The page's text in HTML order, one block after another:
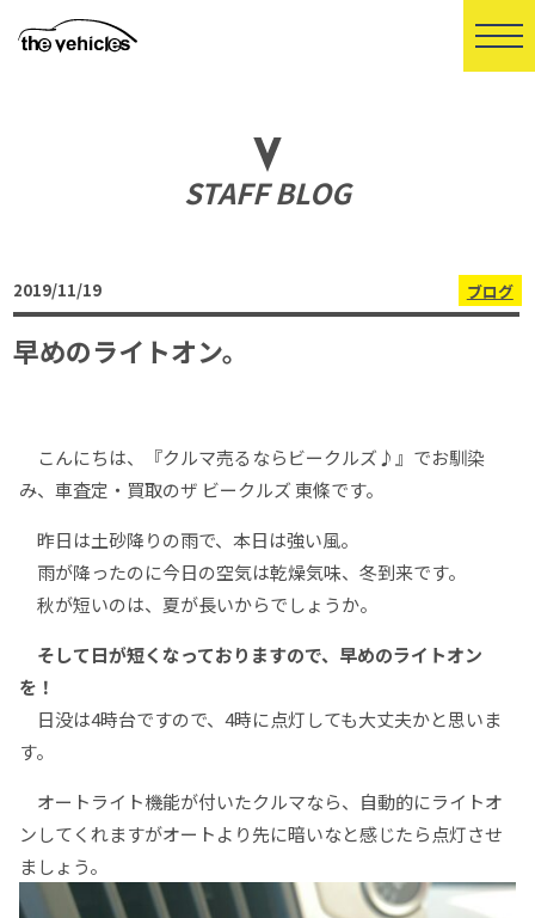
STAFF BLOG
早めのライトオン。
ブログ
2019/11/19
こんにちは、『クルマ売るならビークルズ♪』でお馴染
み、車査定・買取のザ ビークルズ 東條です。
昨日は土砂降りの雨で、本日は強い風。
雨が降ったのに今日の空気は乾燥気味、冬到来です。
秋が短いのは、夏が長いからでしょうか。
そして日が短くなっておりますので、早めのライトオン
を！
日没は4時台ですので、4時に点灯しても大丈夫かと思いま
す。
オートライト機能が付いたクルマなら、自動的にライトオ
ンしてくれますがオートより先に暗いなと感じたら点灯させ
ましょう。